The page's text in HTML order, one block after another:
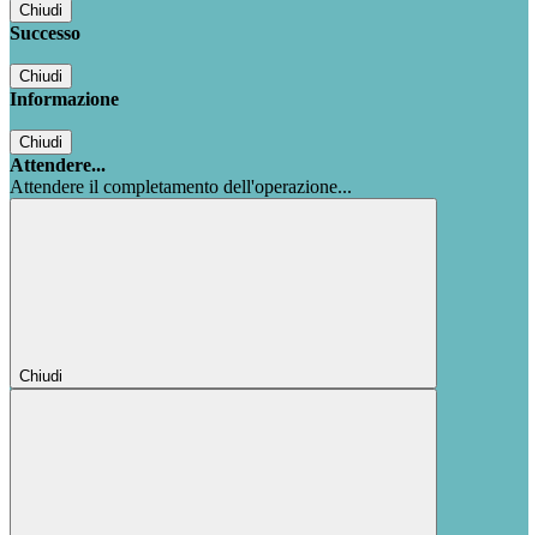
Chiudi
Successo
Chiudi
Informazione
Chiudi
Attendere...
Attendere il completamento dell'operazione...
Chiudi